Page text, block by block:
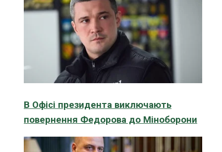
В Офісі президента виключають
повернення Федорова до Міноборони